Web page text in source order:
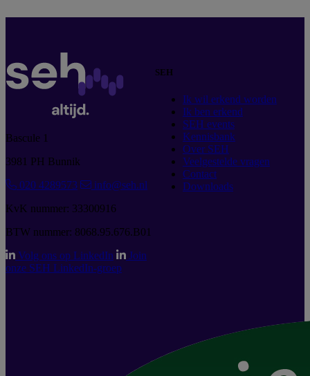
Bascule 1
3981 PH Bunnik
020 4289573
info@seh.nl
KvK nummer: 33300916
BTW nummer: 8068.95.676.B01
Volg ons op LinkedIn
Join
onze SEH LinkedIn-groep
SEH
Ik wil erkend worden
Ik ben erkend
SEH events
Kennisbank
Over SEH
Veelgestelde vragen
Contact
Downloads